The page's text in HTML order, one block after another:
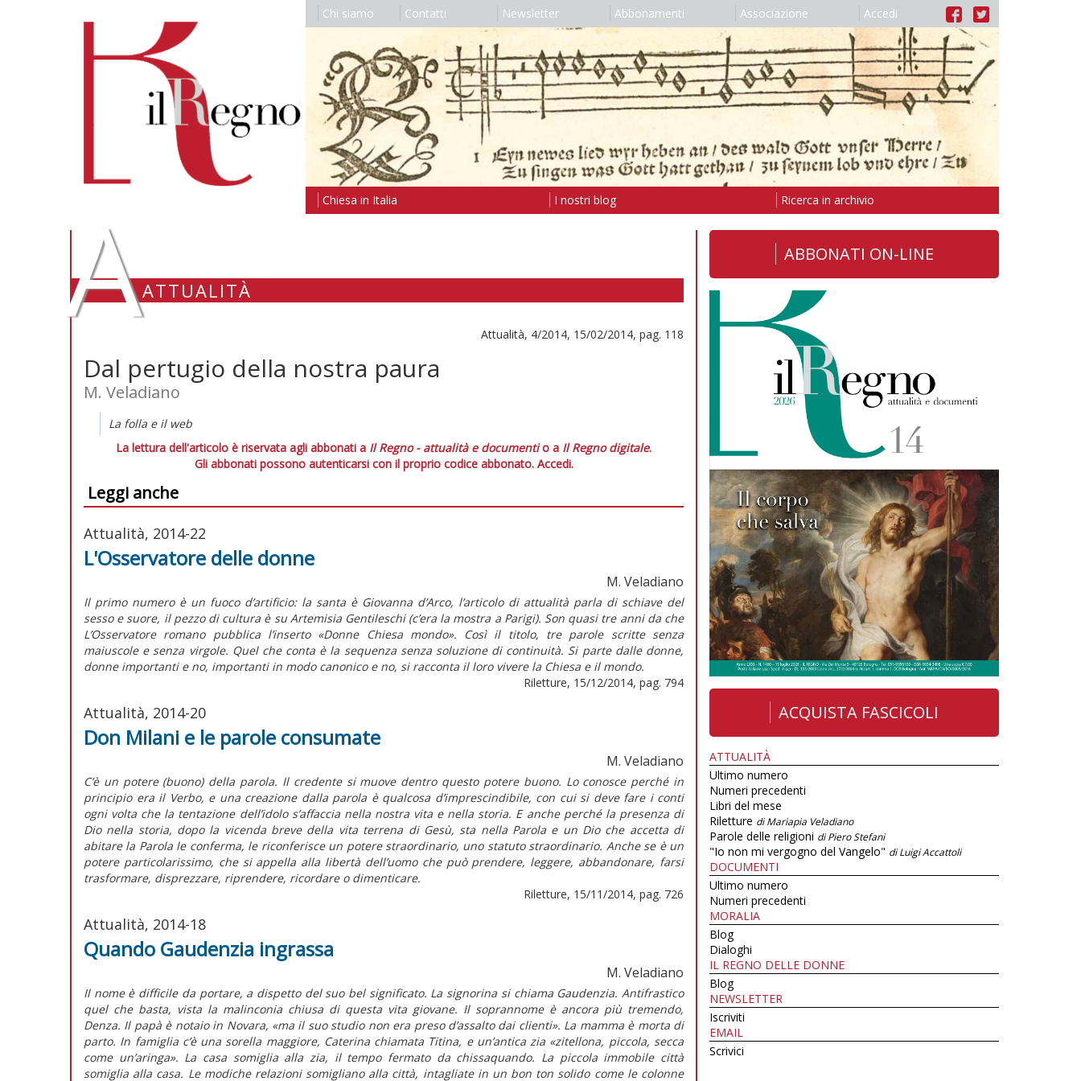
Chi siamo Contatti Newsletter Abbonamenti Associazione Accedi
Chiesa in Italia I nostri blog Ricerca in archivio
AATTUALITÀ
Attualità, 4/2014, 15/02/2014, pag. 118
Dal pertugio della nostra paura
M. Veladiano
La folla e il web
La lettura dell'articolo è riservata agli abbonati a Il Regno - attualità e documentio a Il Regno digitale.
Gli abbonati possono autenticarsi con il proprio codice abbonato. Accedi.
Leggi anche
Attualità, 2014-22
L'Osservatore delle donne
M. Veladiano
Il primo numero è un fuoco d’artificio: la santa è Giovanna d’Arco, l’articolo di attualità parla di schiave del
sesso e suore, il pezzo di cultura è su Artemisia Gentileschi (c’era la mostra a Parigi). Son quasi tre anni da che
L’Osservatore romano pubblica l’inserto «Donne Chiesa mondo». Così il titolo, tre parole scritte senza
maiuscole e senza virgole. Quel che conta è la sequenza senza soluzione di continuità. Si parte dalle donne,
donne importanti e no, importanti in modo canonico e no, si racconta il loro vivere la Chiesa e il mondo.
Riletture, 15/12/2014, pag. 794
Attualità, 2014-20
Don Milani e le parole consumate
M. Veladiano
C’è un potere (buono) della parola. Il credente si muove dentro questo potere buono. Lo conosce perché in
principio era il Verbo, e una creazione dalla parola è qualcosa d’imprescindibile, con cui si deve fare i conti
ogni volta che la tentazione dell’idolo s’affaccia nella nostra vita e nella storia. E anche perché la presenza di
Dio nella storia, dopo la vicenda breve della vita terrena di Gesù, sta nella Parola e un Dio che accetta di
abitare la Parola le conferma, le riconferisce un potere straordinario, uno statuto straordinario. Anche se è un
potere particolarissimo, che si appella alla libertà dell’uomo che può prendere, leggere, abbandonare, farsi
trasformare, disprezzare, riprendere, ricordare o dimenticare.
Riletture, 15/11/2014, pag. 726
Attualità, 2014-18
Quando Gaudenzia ingrassa
M. Veladiano
Il nome è difficile da portare, a dispetto del suo bel significato. La signorina si chiama Gaudenzia. Antifrastico
quel che basta, vista la malinconia chiusa di questa vita giovane. Il soprannome è ancora più tremendo,
Denza. Il papà è notaio in Novara, «ma il suo studio non era preso d’assalto dai clienti». La mamma è morta di
parto. In famiglia c’è una sorella maggiore, Caterina chiamata Titina, e un’antica zia «zitellona, piccola, secca
come un’aringa». La casa somiglia alla zia, il tempo fermato da chissaquando. La piccola immobile città
somiglia alla casa. Le modiche relazioni somigliano alla città, intagliate in un bon ton solido come le colonne
ABBONATI ON-LINE
ACQUISTA FASCICOLI
ATTUALITÀ
Ultimo numero
Numeri precedenti
Libri del mese
Riletture di Mariapia Veladiano
Parole delle religioni di Piero Stefani
"Io non mi vergogno del Vangelo" di Luigi Accattoli
DOCUMENTI
Ultimo numero
Numeri precedenti
MORALIA
Blog
Dialoghi
IL REGNO DELLE DONNE
Blog
NEWSLETTER
Iscriviti
EMAIL
Scrivici